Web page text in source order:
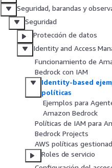
Seguridad, barandas y
Seguridad
Protección de datos
Identity and Access
Funcionamiento de
Bedrock con IAM
Identity-based
políticas
Ejemplos para
Amazon Bedrock
Políticas de IAM para
Bedrock Projects
AWS políticas
Roles de servicio